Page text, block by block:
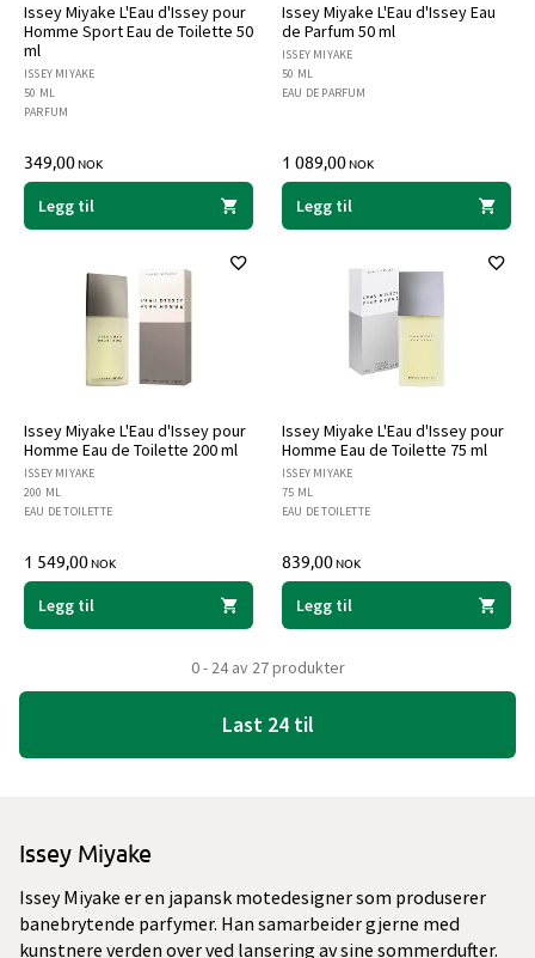
Issey Miyake L'Eau d'Issey pour
Homme Sport Eau de Toilette 50
ml
ISSEY MIYAKE
50 ML
PARFUM
349,00NOK
Legg til
Issey Miyake L'Eau d'Issey Eau
de Parfum 50 ml
ISSEY MIYAKE
50 ML
EAU DE PARFUM
1 089,00NOK
Legg til
Issey Miyake L'Eau d'Issey pour
Homme Eau de Toilette 200 ml
ISSEY MIYAKE
200 ML
EAU DE TOILETTE
1 549,00NOK
Legg til
Issey Miyake L'Eau d'Issey pour
Homme Eau de Toilette 75 ml
ISSEY MIYAKE
75 ML
EAU DE TOILETTE
839,00NOK
Legg til
0 - 24 av 27 produkter
Last 24 til
Issey Miyake
Issey Miyake er en japansk motedesigner som produserer
banebrytende parfymer. Han samarbeider gjerne med
kunstnere verden over ved lansering av sine sommerdufter.